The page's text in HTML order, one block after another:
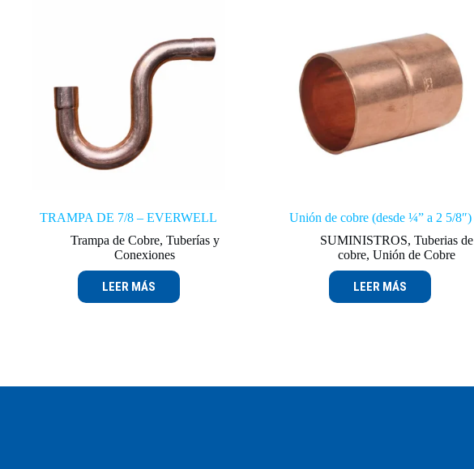
TRAMPA DE 7/8 – EVERWELL
Trampa de Cobre, Tuberías y
Conexiones
LEER MÁS
Unión de cobre (desde ¼” a 2 5/8″)
SUMINISTROS, Tuberias de
cobre, Unión de Cobre
LEER MÁS